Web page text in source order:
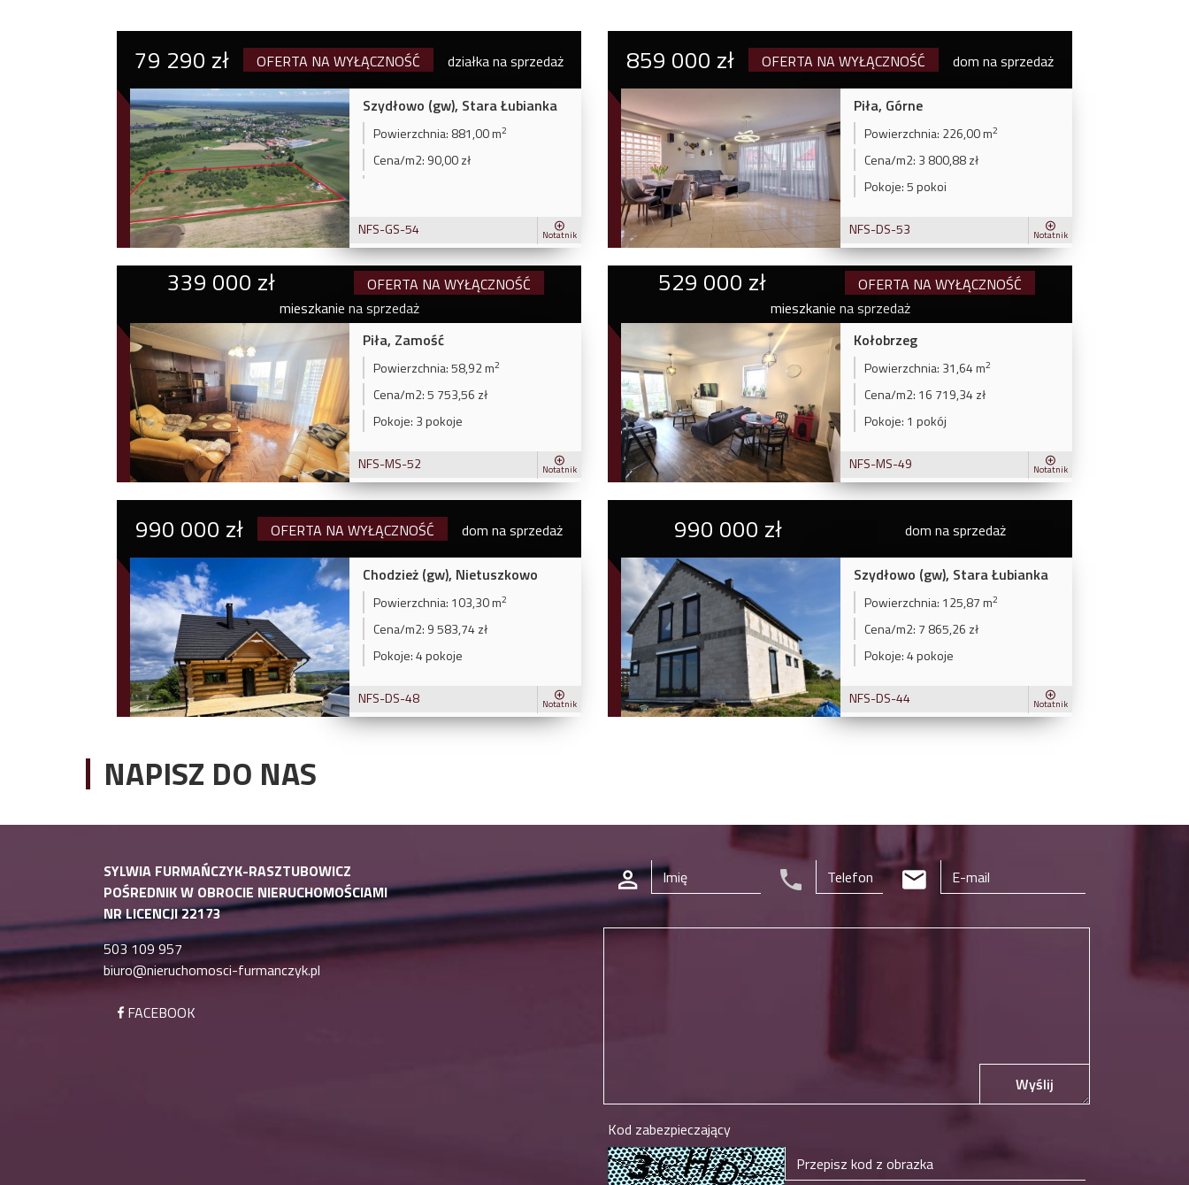
79 290 zł OFERTA NA WYŁĄCZNOŚĆ działka na sprzedaż
Szydłowo (gw), Stara Łubianka
Powierzchnia: 881,00 m2
Cena/m2: 90,00 zł
NFS-GS-54 Notatnik
859 000 zł OFERTA NA WYŁĄCZNOŚĆ dom na sprzedaż
Piła, Górne
Powierzchnia: 226,00 m2
Cena/m2: 3 800,88 zł
Pokoje:5 pokoi
NFS-DS-53 Notatnik
339 000 zł
OFERTA NA WYŁĄCZNOŚĆ
mieszkanie na sprzedaż
Piła, Zamość
Powierzchnia:58,92 m2
Cena/m2:5 753,56 zł
Pokoje: 3 pokoje
NFS-MS-52 Notatnik
529 000 zł
OFERTA NA WYŁĄCZNOŚĆ
mieszkanie na sprzedaż
Kołobrzeg
Powierzchnia: 31,64 m2
Cena/m2: 16 719,34 zł
Pokoje: 1 pokój
NFS-MS-49 Notatnik
990 000 zł OFERTA NA WYŁĄCZNOŚĆ dom na sprzedaż
Chodzież (gw), Nietuszkowo
Powierzchnia: 103,30 m2
Cena/m2: 9 583,74 zł
Pokoje:4 pokoje
NFS-DS-48 Notatnik
990 000 zł dom na sprzedaż
Szydłowo (gw), Stara Łubianka
Powierzchnia: 125,87 m2
Cena/m2: 7 865,26 zł
Pokoje:4 pokoje
NFS-DS-44 Notatnik
NAPISZ DO NAS
SYLWIA FURMAŃCZYK-RASZTUBOWICZ
POŚREDNIK W OBROCIE NIERUCHOMOŚCIAMI
NR LICENCJI 22173
503 109 957
biuro@nieruchomosci-furmanczyk.pl
FACEBOOK
Wyślij
Kod zabezpieczający